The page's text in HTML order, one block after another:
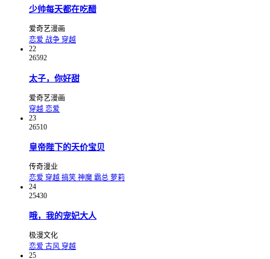
少帅每天都在吃醋
爱奇艺漫画
恋爱 战争 穿越
22
26592
太子，你好甜
爱奇艺漫画
穿越 恋爱
23
26510
皇帝陛下的天价宝贝
传奇漫业
恋爱 穿越 搞笑 神魔 霸总 萝莉
24
25430
哦，我的宠妃大人
极漫文化
恋爱 古风 穿越
25